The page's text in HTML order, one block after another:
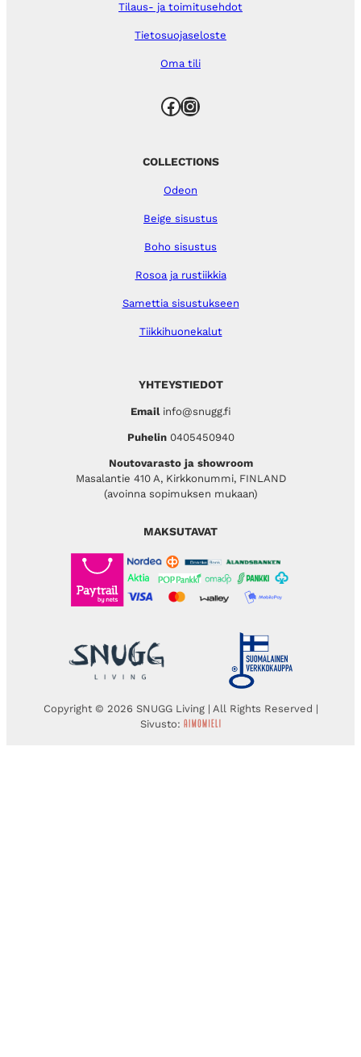
Tilaus- ja toimitusehdot
Tietosuojaseloste
Oma tili
Facebook Instagram
YHTEYSTIEDOT
Emailinfo@snugg.fi
Puhelin 0405450940
Noutovarasto ja showroom
Masalantie 410 A, Kirkkonummi, FINLAND
(avoinna sopimuksen mukaan)
COLLECTIONS
Odeon
Beige sisustus
Boho sisustus
Rosoa ja rustiikkia
Samettia sisustukseen
Tiikkihuonekalut
MAKSUTAVAT
Copyright © 2026 SNUGG Living | All Rights Reserved |
Sivusto: